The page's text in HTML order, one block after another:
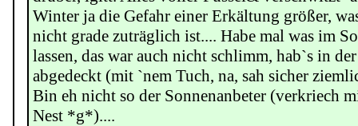
Winter ja die Gefahr einer Erkältung größer,
nicht grade zuträglich ist.... Habe mal was im
lassen, das war auch nicht schlimm, hab`s in
abgedeckt (mit `nem Tuch, na, sah sicher
Bin eh nicht so der Sonnenanbeter (verkriech
Nest *g*)....